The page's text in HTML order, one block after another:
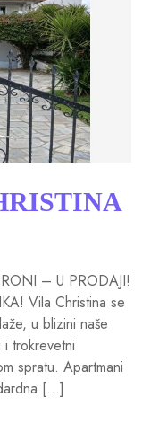
– U PRODAJI!
Vila Christina se
u blizini naše
trokrevetni
spratu. Apartmani
[…]